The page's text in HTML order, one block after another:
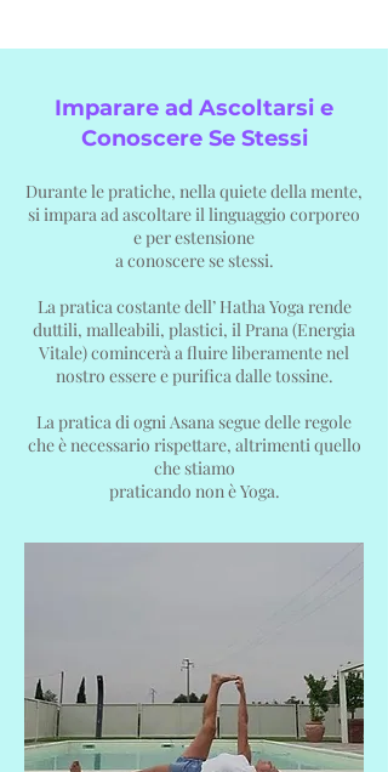
Imparare ad Ascoltarsi e
Conoscere Se Stessi
Durante le pratiche, nella quiete della mente,
si impara ad ascoltare il linguaggio corporeo
e per estensione
a conoscere se stessi.
La pratica costante dell’ Hatha Yoga rende
duttili, malleabili, plastici, il Prana (Energia
Vitale) comincerà a fluire liberamente nel
nostro essere e purifica dalle tossine.
La pratica di ogni Asana segue delle regole
che è necessario rispettare, altrimenti quello
che stiamo
praticando non è Yoga.